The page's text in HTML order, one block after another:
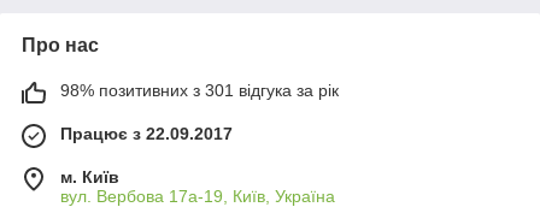
Про нас
98% позитивних з 301 відгука за рік
Працює з 22.09.2017
м. Київ
вул. Вербова 17а-19, Київ, Україна